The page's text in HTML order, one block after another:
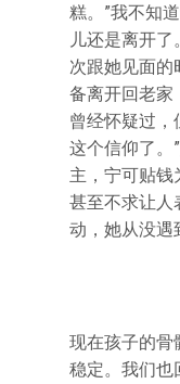
糕。”我不知
儿还是离开
次跟她见面的
备离开回老家
曾经怀疑过，
这个信仰了。
主，宁可贴钱
甚至不求让人
动，她从没遇
现在孩子的骨
稳定。我们也